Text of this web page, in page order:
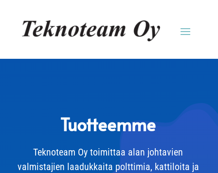
Tuotteemme
Teknoteam Oy toimittaa alan johtavien
valmistajien laadukkaita polttimia, kattiloita ja